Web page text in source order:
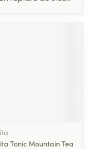
Tonic Mountain Tea